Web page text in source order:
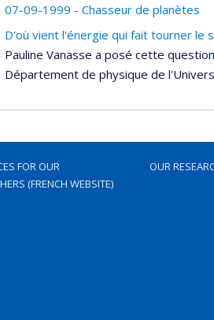
07-09-1999 - Chasseur de planètes
D'où vient l'énergie qui fait tourner le
Pauline Vanasse a posé cette
Département de physique de
FOR OUR
(FRENCH WEBSITE)
OUR